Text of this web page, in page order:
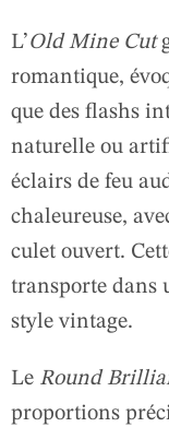
L’Old Mine Cut
romantique,
que des flashs
naturelle ou
éclairs de feu
chaleureuse,
culet ouvert.
transporte dans
style vintage.
Le Round
proportions